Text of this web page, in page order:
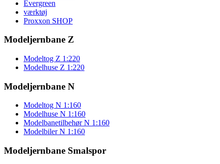
Evergreen
værktøj
Proxxon SHOP
Modeljernbane Z
Modeltog Z 1:220
Modelhuse Z 1:220
Modeljernbane N
Modeltog N 1:160
Modelhuse N 1:160
Modelbanetilbehør N 1:160
Modelbiler N 1:160
Modeljernbane Smalspor